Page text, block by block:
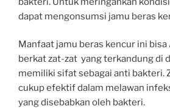
dapat mengonsumsi jamu beras
Manfaat jamu beras kencur ini bisa
berkat zat-zat yang terkandung di
memiliki sifat sebagai anti bakteri.
cukup efektif dalam melawan
yang disebabkan oleh bakteri.